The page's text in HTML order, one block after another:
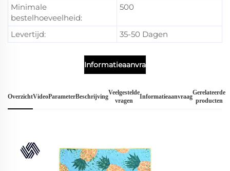
Minimale
bestelhoeveelheid:
500
Levertijd: 35-50 Dagen
Informatieaanvraag
OverzichtVideoParameterBeschrijving
Veelgestelde
vragen
Informatieaanvraag
Gerelateerde
producten